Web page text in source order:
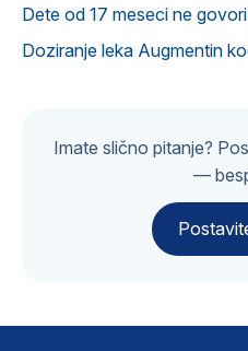
Dete od 17 meseci ne
Doziranje leka Augmentin
Imate slično pitanje?
—